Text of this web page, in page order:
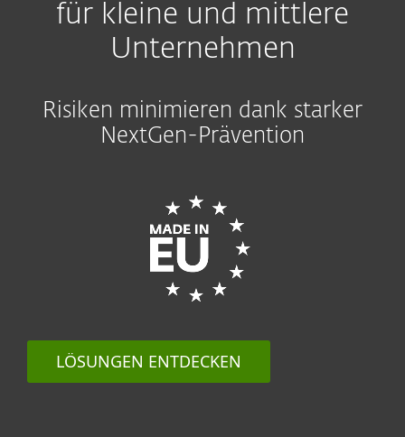
für kleine und mittlere
Unternehmen
Risiken minimieren dank starker
NextGen-Prävention
LÖSUNGEN ENTDECKEN